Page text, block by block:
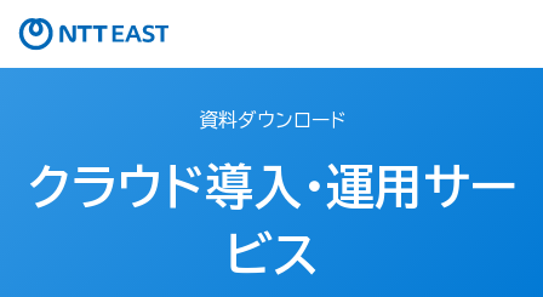
資料ダウンロード
クラウド導入・運用サー
ビス